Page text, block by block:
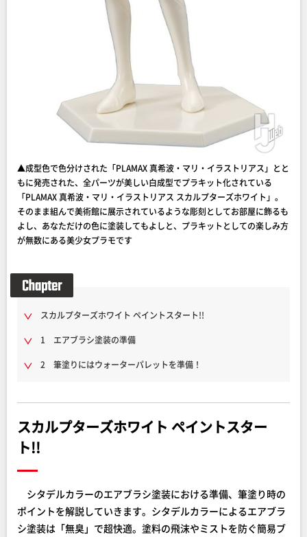
▲成型色で色分けされた「PLAMAX 真希波・マリ・イラストリアス」とと
もに発売された、全パーツが美しい白成型でプラキット化されている
「PLAMAX 真希波・マリ・イラストリアス スカルプターズホワイト」。
そのまま組んで美術館に展示されているような彫刻としてお部屋に飾るも
よし、あなただけの色に塗装してもよしと、プラキットとしての楽しみ方
が無数にある美少女プラモです
スカルプターズホワイト ペイントスタート!!
1 エアブラシ塗装の準備
2 筆塗りにはウォーターパレットを準備！
スカルプターズホワイト ペイントスター
ト!!
シタデルカラーのエアブラシ塗装における準備、筆塗り時の
ポイントを解説していきます。シタデルカラーによるエアブラ
シ塗装は「無臭」で超快適。塗料の飛沫やミストを防ぐ簡易ブ